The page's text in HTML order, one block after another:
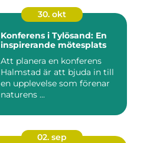
30. okt
Konferens i Tylösand: En
inspirerande mötesplats
Att planera en konferens
Halmstad är att bjuda in till
en upplevelse som förenar
naturens ...
02. sep